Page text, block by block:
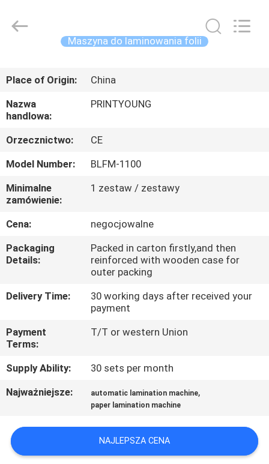
PRODUKTY
FILMY
O
NAS
PO
JAKOŚCI
SKONTAKTUJ
SIĘ
NAMI
International
Industry
Maszyna do laminowania folii
Place of Origin:
China
Nazwa
handlowa:
PRINTYOUNG
Orzecznictwo:
CE
Model Number:
BLFM-1100
Minimalne
zamówienie:
1 zestaw / zestawy
Cena:
negocjowalne
Packaging
Details:
Packed in carton firstly,and then
reinforced with wooden case for
outer packing
Delivery Time:
30 working days after received your
payment
Payment
Terms:
T/T or western Union
Supply Ability:
30 sets per month
Najważniejsze:
automatic lamination machine,
paper lamination machine
NAJLEPSZA CENA